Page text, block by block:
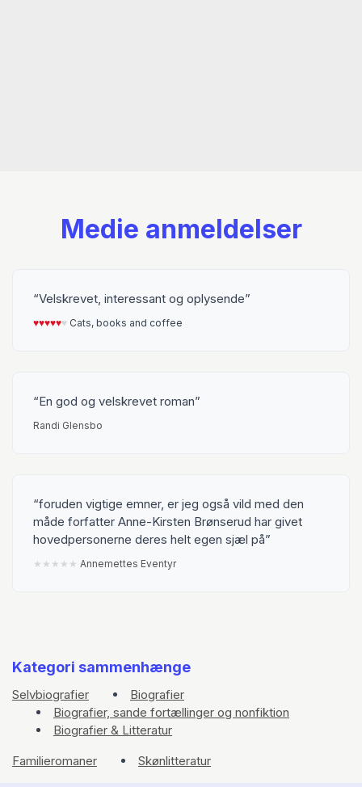
Medie anmeldelser
Velskrevet, interessant og oplysende
♥︎♥︎♥︎♥︎♥︎♥︎ Cats, books and coffee
En god og velskrevet roman
Randi Glensbo
foruden vigtige emner, er jeg også vild med den
måde forfatter Anne-Kirsten Brønserud har givet
hovedpersonerne deres helt egen sjæl på
★ ★ ★ ★ ★ Annemettes Eventyr
Kategori sammenhænge
Selvbiografier
Biografier
Biografier, sande fortællinger og nonfiktion
Biografier & Litteratur
Familieromaner
Skønlitteratur